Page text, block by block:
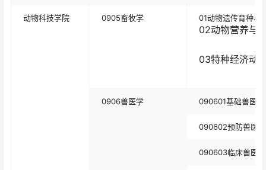
动物科技学院 0905畜牧学 01动物遗传育种与
02动物营养与
03特种经济动
0906兽医学 090601基础兽医学
090602预防兽医学
090603临床兽医学